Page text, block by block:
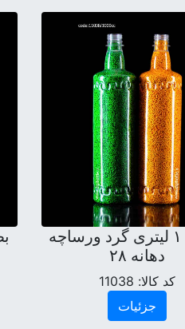
بطری ۱ لیتری گرد ورساچه
دهانه ۲۸
کد کالا: 11038
جزئیات